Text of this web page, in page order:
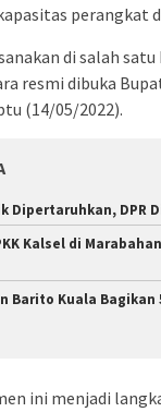
perangkat
di salah
resmi dibuka
(14/05/2022).
Dipertaruhkan, DPR
Kalsel di
Barito Kuala
ini menjadi